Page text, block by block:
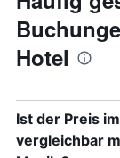
Hotel
Ist der Preis
vergleichbar